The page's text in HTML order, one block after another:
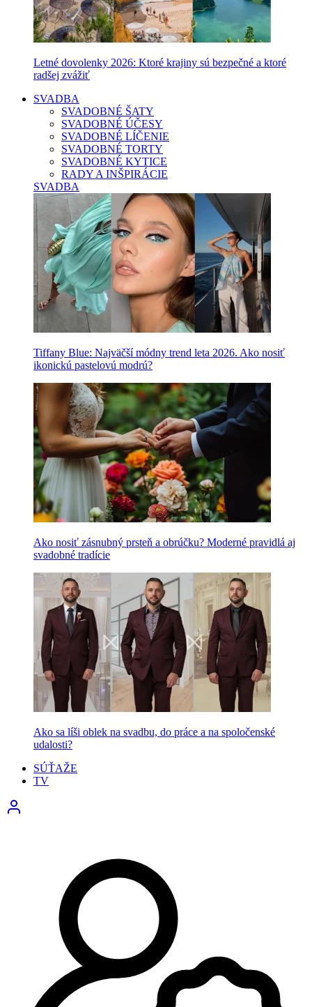
Letné dovolenky 2026: Ktoré krajiny sú bezpečné a ktoré
radšej zvážiť
SVADBA
SVADOBNÉ ŠATY
SVADOBNÉ ÚČESY
SVADOBNÉ LÍČENIE
SVADOBNÉ TORTY
SVADOBNÉ KYTICE
RADY A INŠPIRÁCIE
SVADBA
Tiffany Blue: Najväčší módny trend leta 2026. Ako nosiť
ikonickú pastelovú modrú?
Ako nosiť zásnubný prsteň a obrúčku? Moderné pravidlá aj
svadobné tradície
Ako sa líši oblek na svadbu, do práce a na spoločenské
udalosti?
SÚŤAŽE
TV